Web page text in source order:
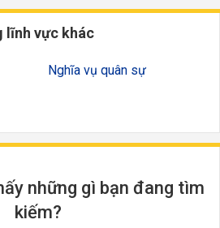
lĩnh vực khác
Nghĩa vụ quân sự
những gì bạn đang tìm
kiếm?